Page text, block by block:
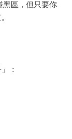
黑區，但只要你
：